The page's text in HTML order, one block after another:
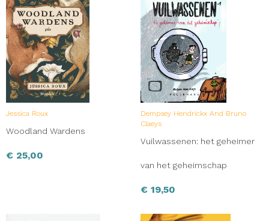
Jessica Roux
Woodland Wardens
€ 25,00
Dempsey Hendrickx And Bruno
Claeys
Vuilwassenen: het geheimer
van het geheimschap
€ 19,50